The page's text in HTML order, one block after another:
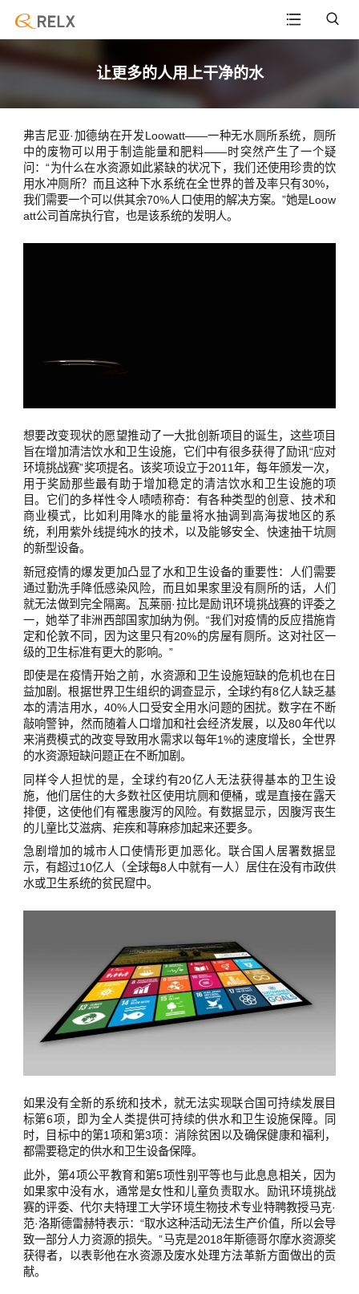
让更多的人用上干净的水
弗吉尼亚·加德纳在开发Loowatt——一种无水厕所系统，厕所
中的废物可以用于制造能量和肥料——时突然产生了一个疑
问：“为什么在水资源如此紧缺的状况下，我们还使用珍贵的饮
用水冲厕所？而且这种下水系统在全世界的普及率只有30%，
我们需要一个可以供其余70%人口使用的解决方案。”她是Loow
att公司首席执行官，也是该系统的发明人。
想要改变现状的愿望推动了一大批创新项目的诞生，这些项目
旨在增加清洁饮水和卫生设施，它们中有很多获得了励讯“应对
环境挑战赛”奖项提名。该奖项设立于2011年，每年颁发一次，
用于奖励那些最有助于增加稳定的清洁饮水和卫生设施的项
目。它们的多样性令人啧啧称奇：有各种类型的创意、技术和
商业模式，比如利用降水的能量将水抽调到高海拔地区的系
统，利用紫外线提纯水的技术，以及能够安全、快速抽干坑厕
的新型设备。
新冠疫情的爆发更加凸显了水和卫生设备的重要性：人们需要
通过勤洗手降低感染风险，而且如果家里没有厕所的话，人们
就无法做到完全隔离。瓦莱丽·拉比是励讯环境挑战赛的评委之
一，她举了非洲西部国家加纳为例。“我们对疫情的反应措施肯
定和伦敦不同，因为这里只有20%的房屋有厕所。这对社区一
级的卫生标准有更大的影响。”
即使是在疫情开始之前，水资源和卫生设施短缺的危机也在日
益加剧。根据世界卫生组织的调查显示，全球约有8亿人缺乏基
本的清洁用水，40%人口受安全用水问题的困扰。数字在不断
敲响警钟，然而随着人口增加和社会经济发展，以及80年代以
来消费模式的改变导致用水需求以每年1%的速度增长，全世界
的水资源短缺问题正在不断加剧。
同样令人担忧的是，全球约有20亿人无法获得基本的卫生设
施，他们居住的大多数社区使用坑厕和便桶，或是直接在露天
排便，这使他们有罹患腹泻的风险。有数据显示，因腹泻丧生
的儿童比艾滋病、疟疾和荨麻疹加起来还要多。
急剧增加的城市人口使情形更加恶化。联合国人居署数据显
示，有超过10亿人（全球每8人中就有一人）居住在没有市政供
水或卫生系统的贫民窟中。
如果没有全新的系统和技术，就无法实现联合国可持续发展目
标第6项，即为全人类提供可持续的供水和卫生设施保障。同
时，目标中的第1项和第3项：消除贫困以及确保健康和福利，
都需要稳定的供水和卫生设备保障。
此外，第4项公平教育和第5项性别平等也与此息息相关，因为
如果家中没有水，通常是女性和儿童负责取水。励讯环境挑战
赛的评委、代尔夫特理工大学环境生物技术专业特聘教授马克·
范·洛斯德雷赫特表示：“取水这种活动无法生产价值，所以会导
致一部分人力资源的损失。”马克是2018年斯德哥尔摩水资源奖
获得者，以表彰他在水资源及废水处理方法革新方面做出的贡
献。